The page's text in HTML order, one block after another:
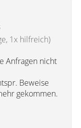
1x hilfreich)
Anfragen nicht
Beweise
gekommen.